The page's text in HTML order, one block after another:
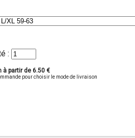
:
à partir de 6.50 €
pour choisir le mode de livraison